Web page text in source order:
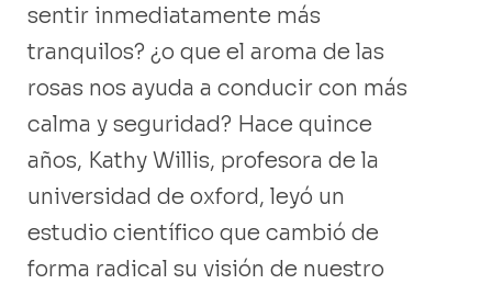
sentir inmediatamente más
tranquilos? ¿o que el aroma de las
rosas nos ayuda a conducir con más
calma y seguridad? Hace quince
años, Kathy Willis, profesora de la
universidad de oxford, leyó un
estudio científico que cambió de
forma radical su visión de nuestro